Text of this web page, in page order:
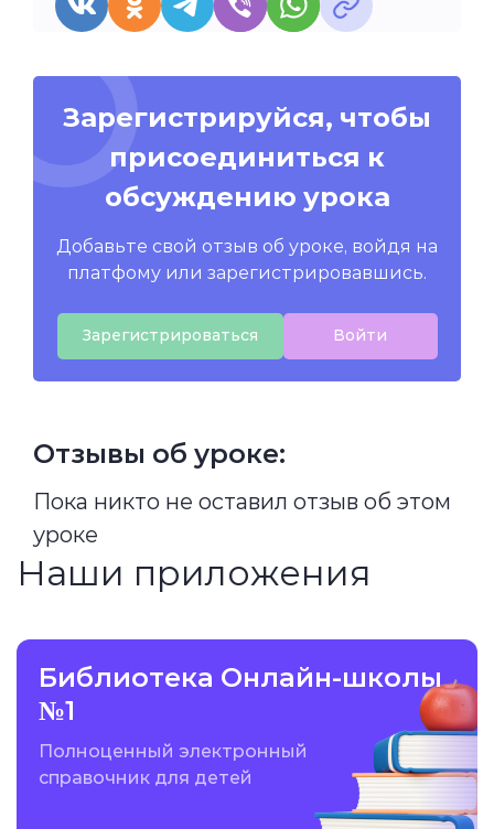
Зарегистрируйся, чтобы
присоединиться к
обсуждению урока
Добавьте свой отзыв об уроке, войдя на
платфому или зарегистрировавшись.
Зарегистрироваться Войти
Отзывы об уроке:
Пока никто не оставил отзыв об этом
уроке
Наши приложения
Библиотека Онлайн-школы
№1
Полноценный электронный
справочник для детей